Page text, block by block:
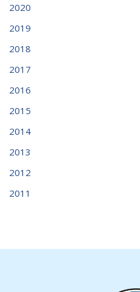
2020
2019
2018
2017
2016
2015
2014
2013
2012
2011